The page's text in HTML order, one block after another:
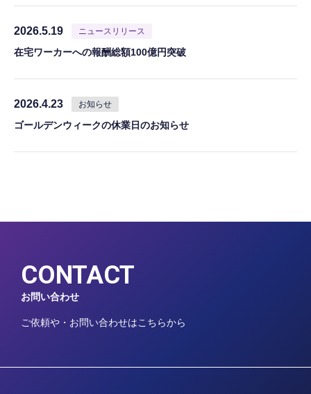
2026.5.19 ニュースリリース
在宅ワーカーへの報酬総額100億円突破
2026.4.23 お知らせ
ゴールデンウィークの休業日のお知らせ
CONTACT
お問い合わせ
ご依頼や・お問い合わせはこちらから